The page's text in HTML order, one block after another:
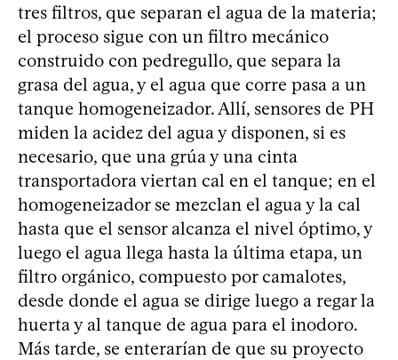
tres filtros, que separan el agua de la materia;
el proceso sigue con un filtro mecánico
construido con pedregullo, que separa la
grasa del agua, y el agua que corre pasa a un
tanque homogeneizador. Allí, sensores de PH
miden la acidez del agua y disponen, si es
necesario, que una grúa y una cinta
transportadora viertan cal en el tanque; en el
homogeneizador se mezclan el agua y la cal
hasta que el sensor alcanza el nivel óptimo, y
luego el agua llega hasta la última etapa, un
filtro orgánico, compuesto por camalotes,
desde donde el agua se dirige luego a regar la
huerta y al tanque de agua para el inodoro.
Más tarde, se enterarían de que su proyecto